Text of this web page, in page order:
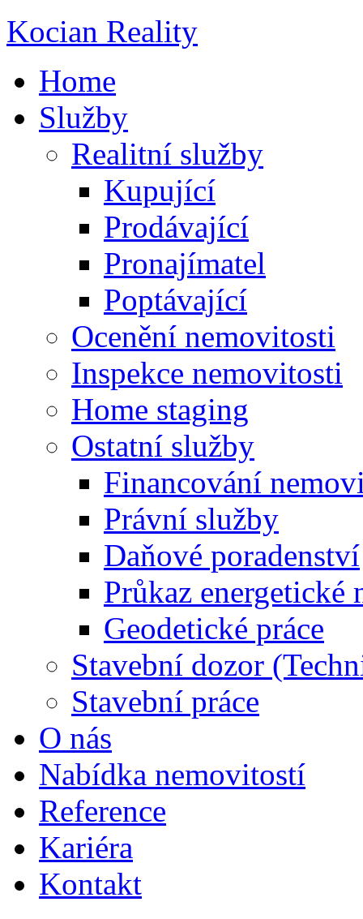
Kocian Reality
Home
Služby
Realitní služby
Kupující
Prodávající
Pronajímatel
Poptávající
Ocenění nemovitosti
Inspekce nemovitosti
Home staging
Ostatní služby
Financování
Právní služby
Daňové poradenství
Průkaz energetické
Geodetické práce
Stavební dozor
Stavební práce
O nás
Nabídka nemovitostí
Reference
Kariéra
Kontakt